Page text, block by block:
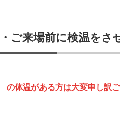
・ご来場前に検温をさ
の体温がある方は大変申し訳